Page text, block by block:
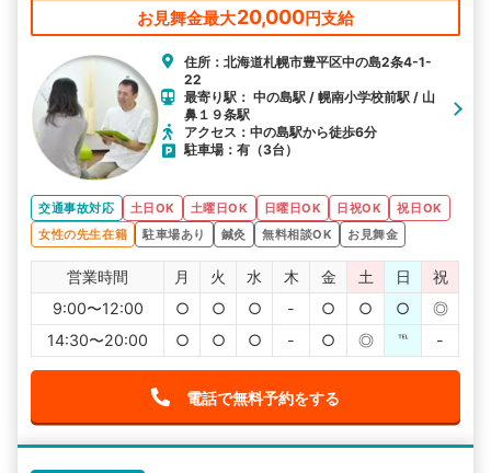
お見舞金最大20,000円支給
住所：北海道札幌市豊平区中の島2条4-1-
22
最寄り駅： 中の島駅 / 幌南小学校前駅 / 山
鼻１９条駅
アクセス：中の島駅から徒歩6分
駐車場：有（3台）
交通事故対応 土日OK 土曜日OK 日曜日OK 日祝OK
祝日OK
女性の先生在籍
駐車場あり 鍼灸 無料相談OK お見舞金
営業時間 月 火 水 木 金 土 日
祝
9:00〜12:00
○ ○ ○ - ○ ○ ○
◎
14:30〜20:00
○ ○ ○ - ○ ◎ ℡ -
電話で無料予約をする